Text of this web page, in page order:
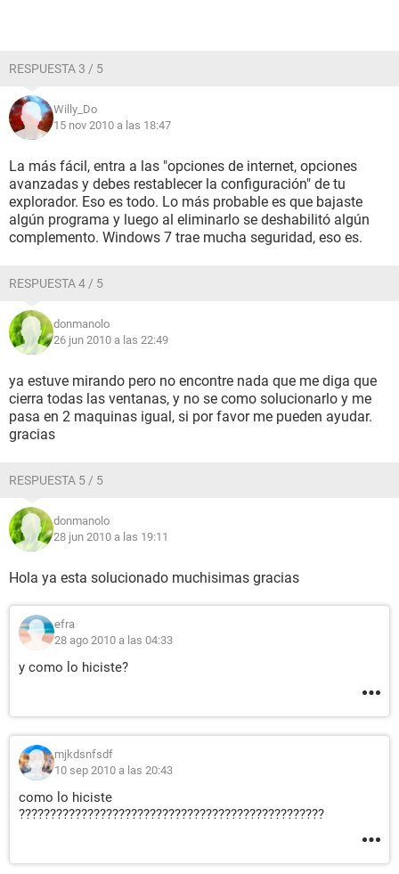
RESPUESTA 3 / 5
Willy_Do
15 nov 2010 a las 18:47
La más fácil, entra a las "opciones de internet, opciones
avanzadas y debes restablecer la configuración" de tu
explorador. Eso es todo. Lo más probable es que bajaste
algún programa y luego al eliminarlo se deshabilitó algún
complemento. Windows 7 trae mucha seguridad, eso es.
RESPUESTA 4 / 5
donmanolo
26 jun 2010 a las 22:49
ya estuve mirando pero no encontre nada que me diga que
cierra todas las ventanas, y no se como solucionarlo y me
pasa en 2 maquinas igual, si por favor me pueden ayudar.
gracias
RESPUESTA 5 / 5
donmanolo
28 jun 2010 a las 19:11
Hola ya esta solucionado muchisimas gracias
efra
28 ago 2010 a las 04:33
y como lo hiciste?
mjkdsnfsdf
10 sep 2010 a las 20:43
como lo hiciste
?????????????????????????????????????????????????